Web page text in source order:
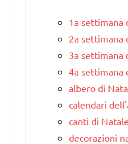
1a settimana
2a settimana
3a settimana
4a settimana
albero di
calendari
canti di Natale
decorazioni